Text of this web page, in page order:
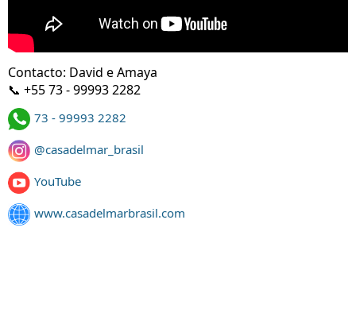
Contacto: David e Amaya
📞 +55 73 - 99993 2282
73 - 99993 2282
@casadelmar_brasil
YouTube
www.casadelmarbrasil.com